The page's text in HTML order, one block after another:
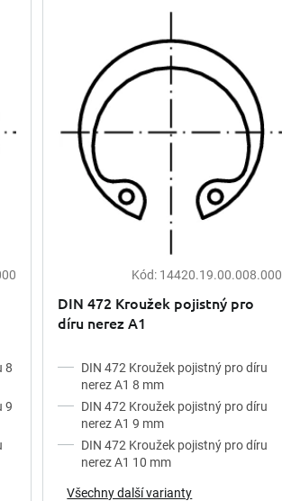
8
9
Kód: 14420.19.00.008.000
DIN 472 Kroužek pojistný pro
díru nerez A1
DIN 472 Kroužek pojistný pro díru
nerez A1 8 mm
DIN 472 Kroužek pojistný pro díru
nerez A1 9 mm
DIN 472 Kroužek pojistný pro díru
nerez A1 10 mm
Všechny další varianty